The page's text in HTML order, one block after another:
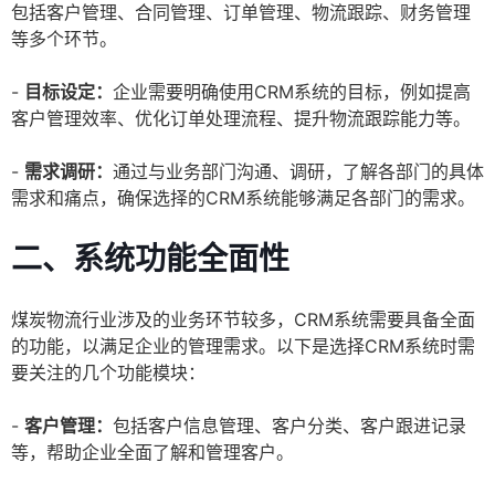
包括客户管理、合同管理、订单管理、物流跟踪、财务管理
等多个环节。
- 目标设定： 企业需要明确使用CRM系统的目标，例如提高
客户管理效率、优化订单处理流程、提升物流跟踪能力等。
- 需求调研： 通过与业务部门沟通、调研，了解各部门的具体
需求和痛点，确保选择的CRM系统能够满足各部门的需求。
二、系统功能全面性
煤炭物流行业涉及的业务环节较多，CRM系统需要具备全面
的功能，以满足企业的管理需求。以下是选择CRM系统时需
要关注的几个功能模块：
- 客户管理： 包括客户信息管理、客户分类、客户跟进记录
等，帮助企业全面了解和管理客户。